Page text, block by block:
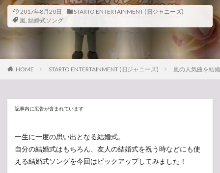
2017年8月20日
STARTO ENTERTAINMENT (旧ジャニーズ)
嵐, 結婚式ソング
HOME STARTO ENTERTAINMENT (旧ジャニーズ) 嵐の人気曲を結
記事内に広告が含まれています
一生に一度の思い出となる結婚式。
自分の結婚式はもちろん、友人の結婚式を祝う時などにも使
える結婚式ソングを今回はピックアップしてみました！